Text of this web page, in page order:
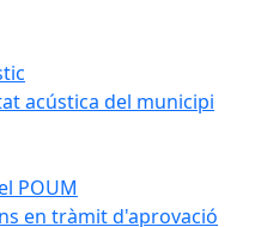
acústica del municipi
POUM
en tràmit d'aprovació